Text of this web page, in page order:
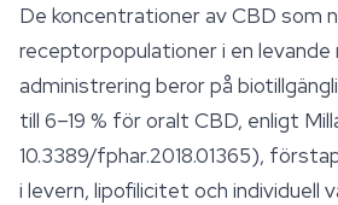
De koncentrationer av CBD som
receptorpopulationer i en
administrering beror på
till 6–19 % för oralt CBD, enligt
10.3389/fphar.2018.01365),
i levern, lipofilicitet och individuell